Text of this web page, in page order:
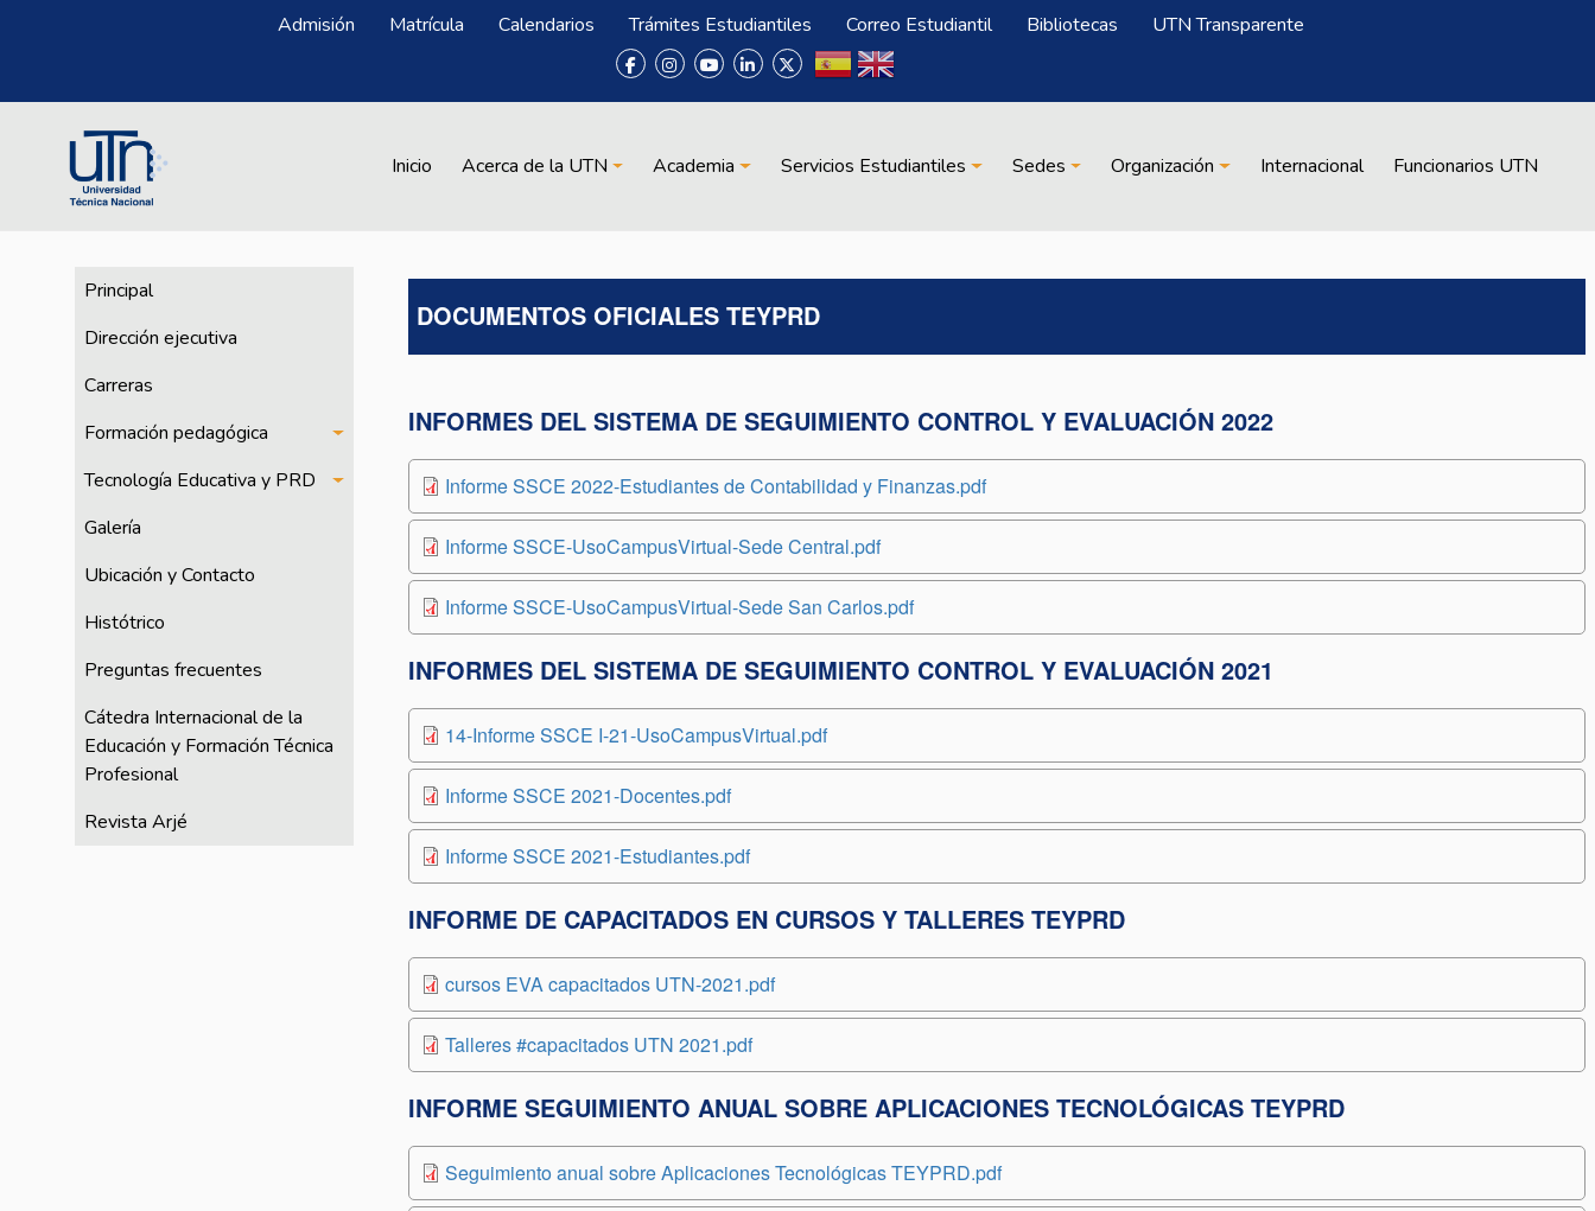
Menú Superior
Admisión Matrícula Calendarios Trámites Estudiantiles Correo Estudiantil Bibliotecas UTN Transparente
Main navigation
Inicio Acerca de la UTN Academia Servicios Estudiantiles Sedes Organización Internacional Funcionarios UTN
CFPTEPrincipal
Dirección ejecutiva
Carreras
Formación pedagógica
Tecnología Educativa y PRD
Galería
Ubicación y Contacto
Histótrico
Preguntas frecuentes
Cátedra Internacional de la
Educación y Formación Técnica
Profesional
Revista Arjé
DOCUMENTOS OFICIALES TEYPRD
INFORMES DEL SISTEMA DE SEGUIMIENTO CONTROL Y EVALUACIÓN 2022
Informe SSCE 2022-Estudiantes de Contabilidad y Finanzas.pdf
Informe SSCE-UsoCampusVirtual-Sede Central.pdf
Informe SSCE-UsoCampusVirtual-Sede San Carlos.pdf
INFORMES DEL SISTEMA DE SEGUIMIENTO CONTROL Y EVALUACIÓN 2021
14-Informe SSCE I-21-UsoCampusVirtual.pdf
Informe SSCE 2021-Docentes.pdf
Informe SSCE 2021-Estudiantes.pdf
INFORME DE CAPACITADOS EN CURSOS Y TALLERES TEYPRD
cursos EVA capacitados UTN-2021.pdf
Talleres #capacitados UTN 2021.pdf
INFORME SEGUIMIENTO ANUAL SOBRE APLICACIONES TECNOLÓGICAS TEYPRD
Seguimiento anual sobre Aplicaciones Tecnológicas TEYPRD.pdf